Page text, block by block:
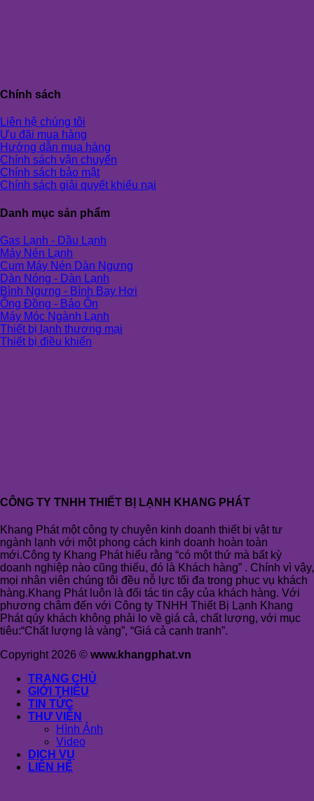
Chính sách
Liên hệ chúng tôi
Ưu đãi mua hàng
Hướng dẫn mua hàng
Chính sách vận chuyển
Chính sách bảo mật
Chính sách giải quyết khiếu nại
Danh mục sản phẩm
Gas Lạnh - Dầu Lạnh
Máy Nén Lạnh
Cụm Máy Nén Dàn Ngưng
Dàn Nóng - Dàn Lạnh
Bình Ngưng - Bình Bay Hơi
Ống Đồng - Bảo Ôn
Máy Móc Ngành Lạnh
Thiết bị lạnh thương mại
Thiết bị điều khiển
CÔNG TY TNHH THIẾT BỊ LẠNH KHANG PHÁT
Khang Phát một công ty chuyên kinh doanh thiết bị vật tư
ngành lạnh với một phong cách kinh doanh hoàn toàn
mới.Công ty Khang Phát hiểu rằng “có một thứ mà bất kỳ
doanh nghiệp nào cũng thiếu, đó là Khách hàng” . Chính vì vậy,
mọi nhân viên chúng tôi đều nỗ lực tối đa trong phục vụ khách
hàng.Khang Phát luôn là đối tác tin cậy của khách hàng. Với
phương châm đến với Công ty TNHH Thiết Bị Lạnh Khang
Phát qúy khách không phải lo về giá cả, chất lượng, với mục
tiêu:“Chất lượng là vàng”, “Giá cả cạnh tranh”.
Copyright 2026 © www.khangphat.vn
TRANG CHỦ
GIỚI THIỆU
TIN TỨC
THƯ VIỆN
Hình Ảnh
Video
DỊCH VỤ
LIÊN HỆ